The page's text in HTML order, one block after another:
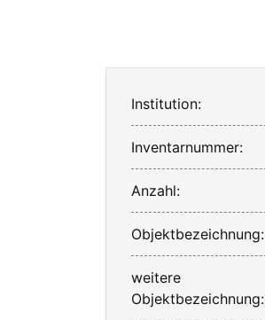
Institution:
Inventarnummer:
Anzahl:
Objektbezeichnung:
weitere
Objektbezeichnung: